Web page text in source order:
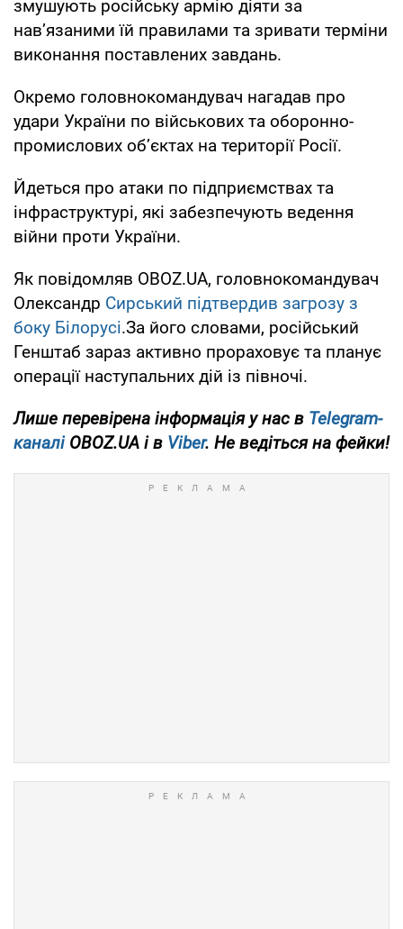
змушують російську армію діяти за
нав’язаними їй правилами та зривати терміни
виконання поставлених завдань.
Окремо головнокомандувач нагадав про
удари України по військових та оборонно-
промислових об’єктах на території Росії.
Йдеться про атаки по підприємствах та
інфраструктурі, які забезпечують ведення
війни проти України.
Як повідомляв OBOZ.UA, головнокомандувач
Олександр Сирський підтвердив загрозу з
боку Білорусі.За його словами, російський
Генштаб зараз активно прораховує та планує
операції наступальних дій із півночі.
Лише перевірена інформація у нас в Telegram-
каналіOBOZ.UA і в Viber. Не ведіться на фейки!